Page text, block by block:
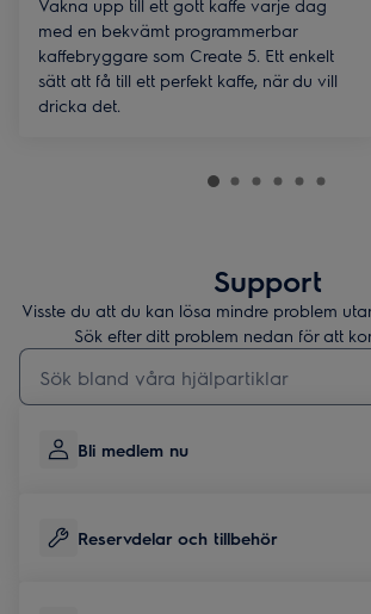
Vakna upp till ett gott kaffe varje dag
med en bekvämt programmerbar
kaffebryggare som Create 5. Ett enkelt
sätt att få till ett perfekt kaffe, när du vill
dricka det.
Support
Visste du att du kan lösa mindre problem
Sök efter ditt problem nedan för att
Skriv här för att söka i supportartiklar
Bli medlem nu
Reservdelar och tillbehör